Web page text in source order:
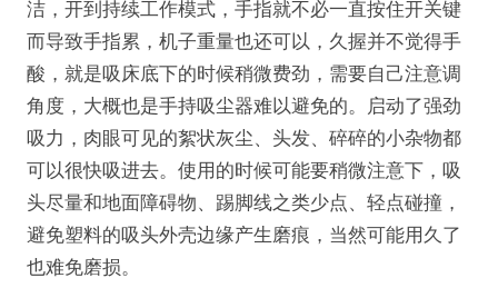
洁，开到持续工作模式，手指就不必一直按住开关键
而导致手指累，机子重量也还可以，久握并不觉得手
酸，就是吸床底下的时候稍微费劲，需要自己注意调
角度，大概也是手持吸尘器难以避免的。启动了强劲
吸力，肉眼可见的絮状灰尘、头发、碎碎的小杂物都
可以很快吸进去。使用的时候可能要稍微注意下，吸
头尽量和地面障碍物、踢脚线之类少点、轻点碰撞，
避免塑料的吸头外壳边缘产生磨痕，当然可能用久了
也难免磨损。